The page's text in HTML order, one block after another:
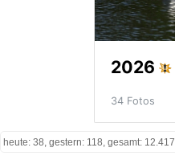
2026
34 Fotos
heute: 38, gestern: 118, gesamt: 12.417